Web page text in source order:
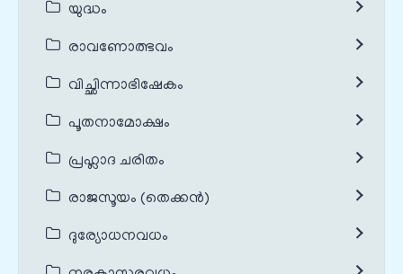
യുദ്ധം
രാവണോത്ഭവം
വിച്ഛിന്നാഭിഷേകം
പൂതനാമോക്ഷം
പ്രഹ്ലാദ ചരിതം
രാജസൂയം (തെക്കൻ)
ദുര്യോധനവധം